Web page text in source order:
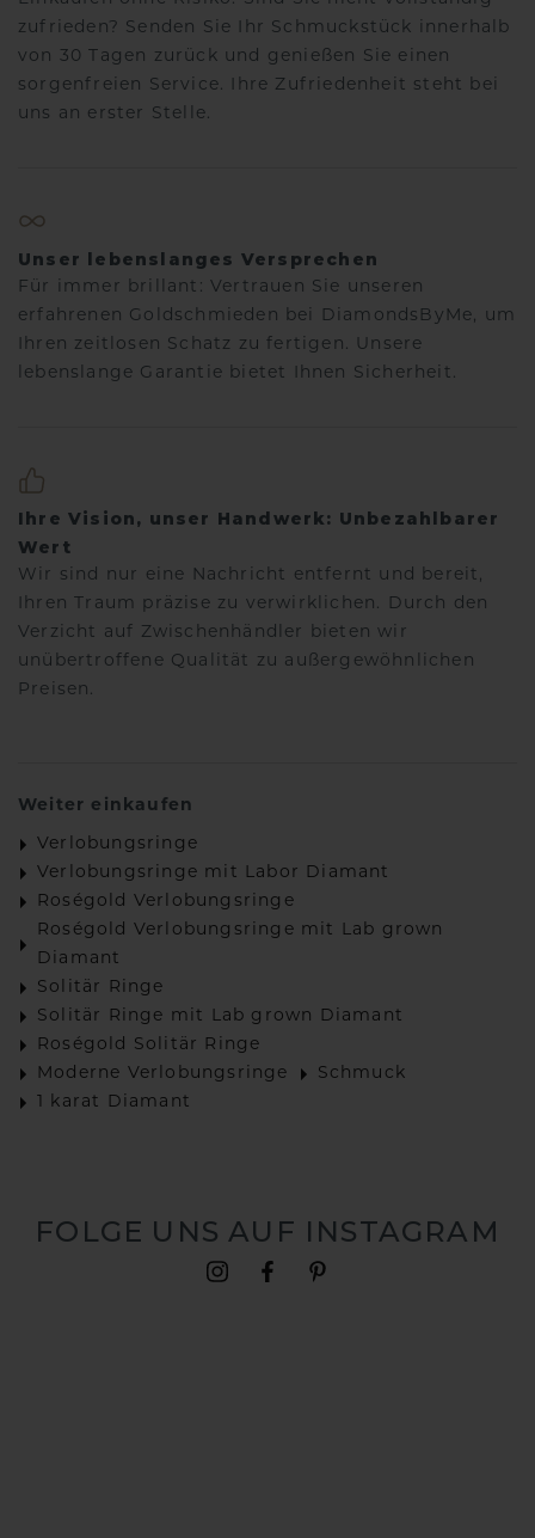
zufrieden? Senden Sie Ihr Schmuckstück innerhalb
von 30 Tagen zurück und genießen Sie einen
sorgenfreien Service. Ihre Zufriedenheit steht bei
uns an erster Stelle.
Unser lebenslanges Versprechen
Für immer brillant: Vertrauen Sie unseren
erfahrenen Goldschmieden bei DiamondsByMe, um
Ihren zeitlosen Schatz zu fertigen. Unsere
lebenslange Garantie bietet Ihnen Sicherheit.
Ihre Vision, unser Handwerk: Unbezahlbarer
Wert
Wir sind nur eine Nachricht entfernt und bereit,
Ihren Traum präzise zu verwirklichen. Durch den
Verzicht auf Zwischenhändler bieten wir
unübertroffene Qualität zu außergewöhnlichen
Preisen.
Weiter einkaufen
Verlobungsringe
Verlobungsringe mit Labor Diamant
Roségold Verlobungsringe
Roségold Verlobungsringe mit Lab grown
Diamant
Solitär Ringe
Solitär Ringe mit Lab grown Diamant
Roségold Solitär Ringe
Moderne Verlobungsringe
Schmuck
1 karat Diamant
FOLGE UNS AUF INSTAGRAM